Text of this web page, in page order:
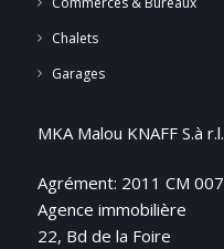
Chalets
Garages
MKA Malou KNAFF S.à r.l.
Agrément: 2011 CM 007
Agence immobilière
22, Bd de la Foire